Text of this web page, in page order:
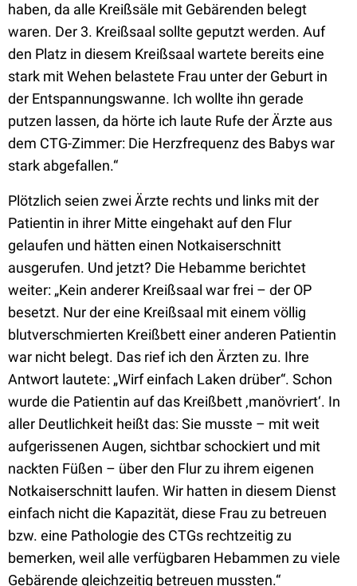
haben, da alle Kreißsäle mit Gebärenden belegt
waren. Der 3. Kreißsaal sollte geputzt werden. Auf
den Platz in diesem Kreißsaal wartete bereits eine
stark mit Wehen belastete Frau unter der Geburt in
der Entspannungswanne. Ich wollte ihn gerade
putzen lassen, da hörte ich laute Rufe der Ärzte aus
dem CTG-Zimmer: Die Herzfrequenz des Babys war
stark abgefallen.“
Plötzlich seien zwei Ärzte rechts und links mit der
Patientin in ihrer Mitte eingehakt auf den Flur
gelaufen und hätten einen Notkaiserschnitt
ausgerufen. Und jetzt? Die Hebamme berichtet
weiter: „Kein anderer Kreißsaal war frei – der OP
besetzt. Nur der eine Kreißsaal mit einem völlig
blutverschmierten Kreißbett einer anderen Patientin
war nicht belegt. Das rief ich den Ärzten zu. Ihre
Antwort lautete: „Wirf einfach Laken drüber“. Schon
wurde die Patientin auf das Kreißbett ‚manövriert‘. In
aller Deutlichkeit heißt das: Sie musste – mit weit
aufgerissenen Augen, sichtbar schockiert und mit
nackten Füßen – über den Flur zu ihrem eigenen
Notkaiserschnitt laufen. Wir hatten in diesem Dienst
einfach nicht die Kapazität, diese Frau zu betreuen
bzw. eine Pathologie des CTGs rechtzeitig zu
bemerken, weil alle verfügbaren Hebammen zu viele
Gebärende gleichzeitig betreuen mussten.“